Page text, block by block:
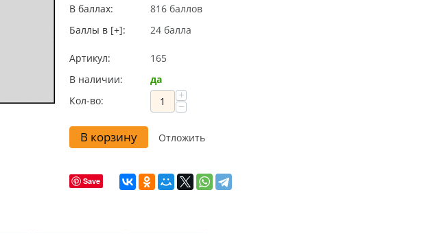
В баллах:
816 баллов
Баллы в [+]:
24 балла
Артикул:
165
В наличии:
да
Кол-во:
+
−
В корзину Отложить
Save